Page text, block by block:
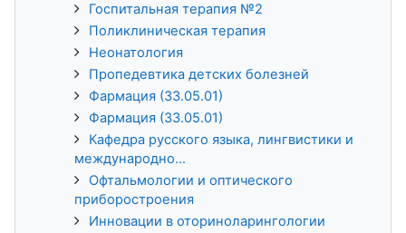
Госпитальная терапия №2
Поликлиническая терапия
Неонатология
Пропедевтика детских болезней
Фармация (33.05.01)
Фармация (33.05.01)
Кафедра русского языка, лингвистики и
международно...
Офтальмологии и оптического
приборостроения
Инновации в оториноларингологии